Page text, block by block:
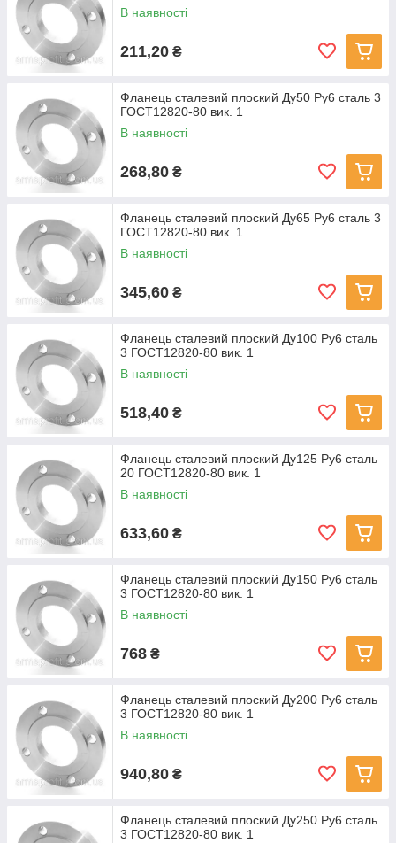
В наявності
211,20 ₴
Фланець сталевий плоский Ду50 Ру6 сталь 3
ГОСТ12820-80 вик. 1
В наявності
268,80 ₴
Фланець сталевий плоский Ду65 Ру6 сталь 3
ГОСТ12820-80 вик. 1
В наявності
345,60 ₴
Фланець сталевий плоский Ду100 Ру6 сталь
3 ГОСТ12820-80 вик. 1
В наявності
518,40 ₴
Фланець сталевий плоский Ду125 Ру6 сталь
20 ГОСТ12820-80 вик. 1
В наявності
633,60 ₴
Фланець сталевий плоский Ду150 Ру6 сталь
3 ГОСТ12820-80 вик. 1
В наявності
768 ₴
Фланець сталевий плоский Ду200 Ру6 сталь
3 ГОСТ12820-80 вик. 1
В наявності
940,80 ₴
Фланець сталевий плоский Ду250 Ру6 сталь
3 ГОСТ12820-80 вик. 1